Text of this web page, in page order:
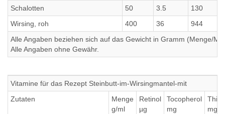
Schalotten
50 3.5 130
Wirsing, roh
400 36 944
Alle Angaben beziehen sich auf das Gewicht in Gramm (Menge/
Alle Angaben ohne Gewähr.
Vitamine für das Rezept Steinbutt-im-Wirsingmantel-mit
Zutaten
Menge
g/ml
Retinol
µg
Tocopherol
mg
mg